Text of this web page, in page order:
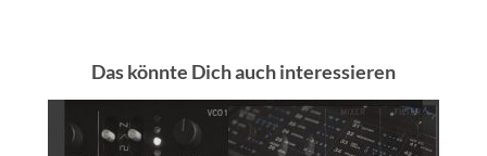
Das könnte Dich auch interessieren